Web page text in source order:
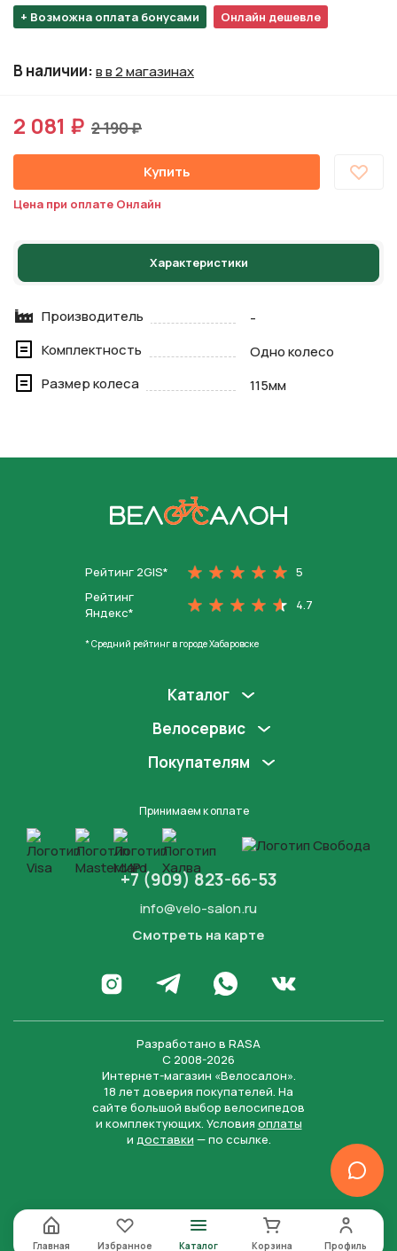
+ Возможна оплата бонусами Онлайн дешевле
В наличии:в в 2 магазинах
2 081 ₽ 2 190 ₽
Купить
Цена при оплате Онлайн
Характеристики
Производитель
-
Комплектность
Одно колесо
Размер колеса
115мм
Рейтинг 2GIS*
5
Рейтинг
Яндекс*
4.7
* Средний рейтинг в городе Хабаровске
Каталог
Велосервис
Покупателям
Принимаем к оплате
+7 (909) 823-66-53
info@velo-salon.ru
Смотреть на карте
Перейти в Инстаграм
Написать в Телеграм
Написать в WhatsApp
Перейти во
Разработано в RASA
С 2008-2026
Интернет-магазин «Велосалон».
18 лет доверия покупателей. На
сайте большой выбор велосипедов
и комплектующих. Условия оплаты
и доставки — по ссылке.
Главная Избранное Каталог Корзина Профиль
Нажимая на кнопку “Отправить заявку”, вы даете
согласие на обработку персональных данных и
соглашаетесь с политикой конфиденциальности